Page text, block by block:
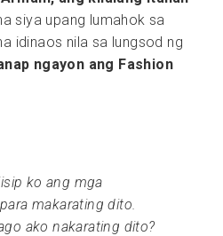
siya upang lumahok sa
idinaos nila sa lungsod ng
ngayon ang Fashion
ko ang mga
makarating dito.
ako nakarating dito?